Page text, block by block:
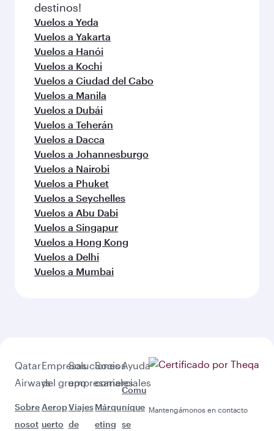
destinos!
Vuelos a Yeda
Vuelos a Yakarta
Vuelos a Hanói
Vuelos a Kochi
Vuelos a Ciudad del Cabo
Vuelos a Manila
Vuelos a Dubái
Vuelos a Teherán
Vuelos a Dacca
Vuelos a Johannesburgo
Vuelos a Nairobi
Vuelos a Phuket
Vuelos a Seychelles
Vuelos a Abu Dabi
Vuelos a Singapur
Vuelos a Hong Kong
Vuelos a Delhi
Vuelos a Mumbai
Qatar
Airways
Sobre
nosot
Empresas
del grupo
Aerop
uerto
Soluciones
empresariales
Viajes
de
Socios
comerciales
Márqu
eting
Ayuda
Comu
níque
se
Mantengámonos en contacto